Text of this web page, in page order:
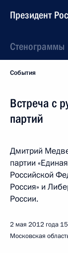
Президент
Стенограммы
События
Встреча с
партий
Дмитрий
партии
Российской
Россия» и
России.
2 мая 2012 года
Московская